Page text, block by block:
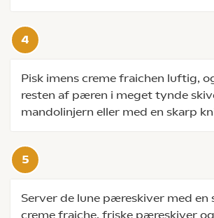
Pisk imens creme fraichen luftig,
resten af pæren i meget tynde
mandolinjern eller med en skarp
Server de lune pæreskiver med en
creme fraiche, friske pæreskiver